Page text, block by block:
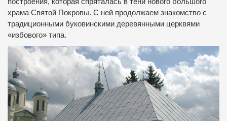
построения, которая спряталась в тени нового большого
храма Святой Покровы. С ней продолжаем знакомство с
традиционными буковинскими деревянными церквями
«избового» типа.